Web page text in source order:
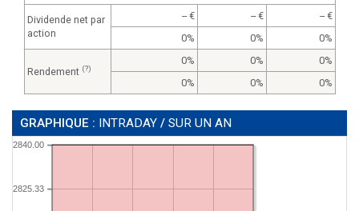
Dividende net par
action
-- --
--
0%
0% 0%
Rendement (?)
0% 0%
0%
0%
0% 0%
GRAPHIQUE : INTRADAY / SUR UN AN
2825.33
2840.00